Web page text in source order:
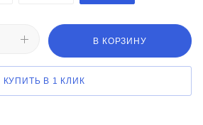
В КОРЗИНУ
КУПИТЬ В 1 КЛИК